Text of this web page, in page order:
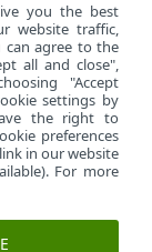
you the best
website traffic,
can agree to the
all and close",
"Accept
settings by
the right to
preferences
in our website
For more